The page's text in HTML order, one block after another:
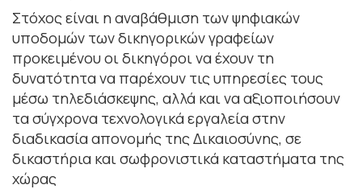
Στόχος είναι η αναβάθμιση των ψηφιακών
υποδομών των δικηγορικών γραφείων
προκειμένου οι δικηγόροι να έχουν τη
δυνατότητα να παρέχουν τις υπηρεσίες τους
μέσω τηλεδιάσκεψης, αλλά και να αξιοποιήσουν
τα σύγχρονα τεχνολογικά εργαλεία στην
διαδικασία απονομής της Δικαιοσύνης, σε
δικαστήρια και σωφρονιστικά καταστήματα της
χώρας